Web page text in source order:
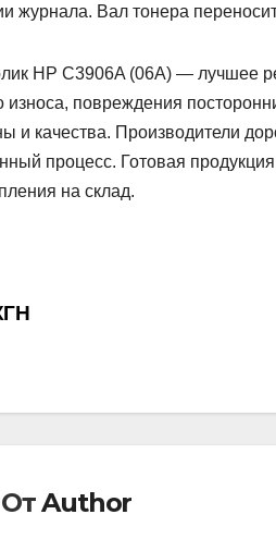
журнала. Вал тонера
HP C3906A (06A) — лучшее
износа, повреждения
и качества. Производители
процесс. Готовая
на склад.
ОтAuthor